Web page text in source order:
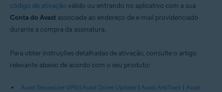
código de ativação válido ou entrando no aplicativo com a sua
Conta do Avast associada ao endereço de e-mail providenciado
durante a compra da assinatura.
Para obter instruções detalhadas de ativação, consulte o artigo
relevante abaixo de acordo com o seu produto:
Avast SecureLine VPN | Avast Driver Updater | Avast AntiTrack | Avast